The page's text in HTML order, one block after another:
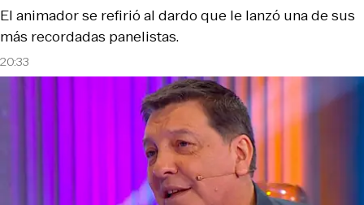
20:33
El animador se refirió al dardo que le lanzó una de sus
más recordadas panelistas.